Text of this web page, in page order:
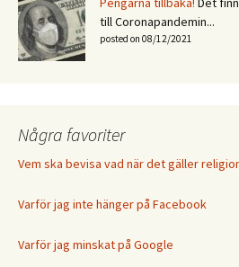
till Coronapandemin...
posted on 08/12/2021
Några favoriter
Vem ska bevisa vad när det gäller
Varför jag inte hänger på Facebook
Varför jag minskat på Google